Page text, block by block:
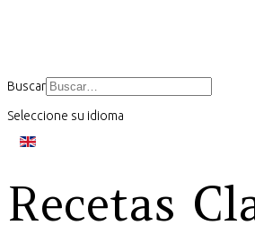
Buscar
Seleccione su idioma
Recetas